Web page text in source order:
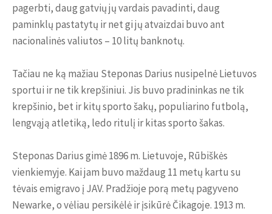
pagerbti, daug gatvių jų vardais pavadinti, daug
paminklų pastatytų ir net gi jų atvaizdai buvo ant
nacionalinės valiutos – 10 litų banknotų.
Tačiau ne ką mažiau Steponas Darius nusipelnė Lietuvos
sportui ir ne tik krepšiniui. Jis buvo pradininkas ne tik
krepšinio, bet ir kitų sporto šakų, populiarino futbolą,
lengvąją atletiką, ledo ritulį ir kitas sporto šakas.
Steponas Darius gimė 1896 m. Lietuvoje, Rūbiškės
vienkiemyje. Kai jam buvo maždaug 11 metų kartu su
tėvais emigravo į JAV. Pradžioje porą metų pagyveno
Newarke, o vėliau persikėlė ir įsikūrė Čikagoje. 1913 m.